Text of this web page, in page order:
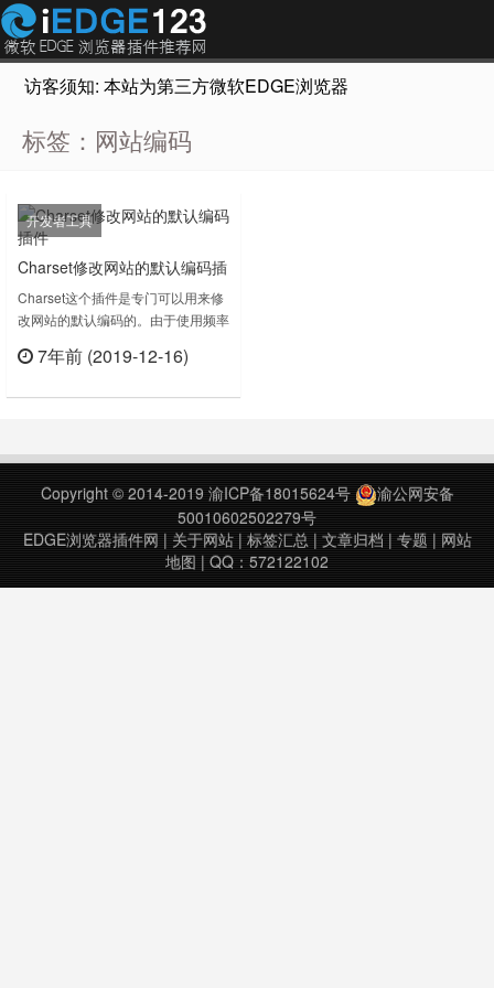
访客须知: 本站为第三方微软EDGE浏览器插件推荐网站，
标签：网站编码
开发者工具
Charset修改网站的默认编码插
件
Charset这个插件是专门可以用来修
改网站的默认编码的。由于使用频率
后删除了手动设置网站编码的功能。
GitHub 开源地址：
CharsetC……
7年前 (2019-12-16)
Copyright © 2014-2019 渝ICP备18015624号
渝公网安备
50010602502279号
EDGE浏览器插件网 | 关于网站| 标签汇总| 文章归档 | 专题 | 网站
地图 | QQ：572122102